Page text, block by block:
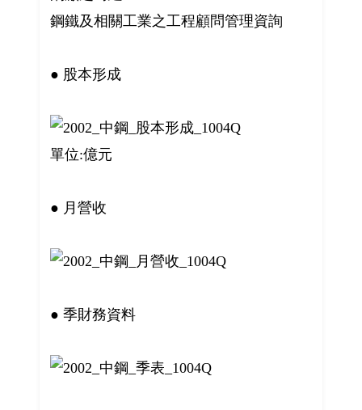
鋼鐵及相關工業之工程顧問管理資詢
● 股本形成
單位:億元
● 月營收
● 季財務資料